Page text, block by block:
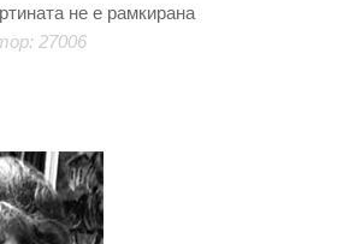
не е рамкирана
27006